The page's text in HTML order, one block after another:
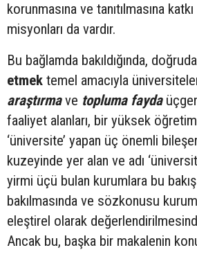
korunmasına ve tanıtılmasına
misyonları da vardır.
Bu bağlamda bakıldığında,
etmek temel amacıyla
araştırmave topluma fayda
faaliyet alanları, bir yüksek
‘üniversite’ yapan üç önemli
kuzeyinde yer alan ve adı
yirmi üçü bulan kurumlara bu bakış
bakılmasında ve sözkonusu
eleştirel olarak
Ancak bu, başka bir makalenin